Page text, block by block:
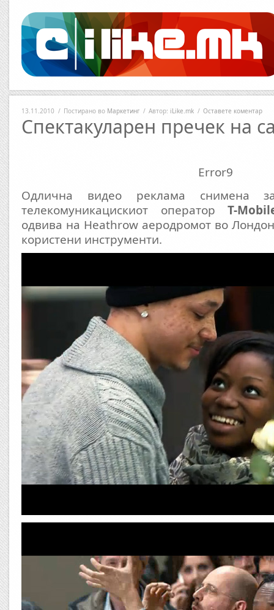
13.11.2010 / Постирано во Маркетинг / Автор: iLike.mk / Оставете коментар
Спектакуларен пречек на
Error9
Одлична видео реклама снимена
телекомуникацискиот оператор T-
одвива на Heathrow аеродромот во
користени инструменти.